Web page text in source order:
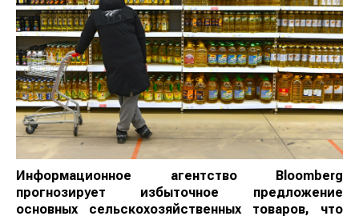
Информационное агентство Bloomberg
прогнозирует избыточное предложение
основных сельскохозяйственных товаров, что